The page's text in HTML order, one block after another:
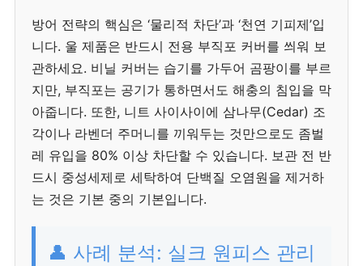
방어 전략의 핵심은 ‘물리적 차단’과 ‘천연 기피제’입
니다. 울 제품은 반드시 전용 부직포 커버를 씌워 보
관하세요. 비닐 커버는 습기를 가두어 곰팡이를 부르
지만, 부직포는 공기가 통하면서도 해충의 침입을 막
아줍니다. 또한, 니트 사이사이에 삼나무(Cedar) 조
각이나 라벤더 주머니를 끼워두는 것만으로도 좀벌
레 유입을 80% 이상 차단할 수 있습니다. 보관 전 반
드시 중성세제로 세탁하여 단백질 오염원을 제거하
는 것은 기본 중의 기본입니다.
👤 사례 분석: 실크 원피스 관리